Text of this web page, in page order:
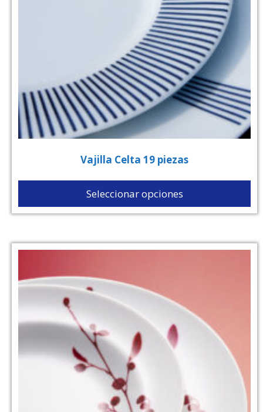
Vajilla Celta 19 piezas
Seleccionar opciones